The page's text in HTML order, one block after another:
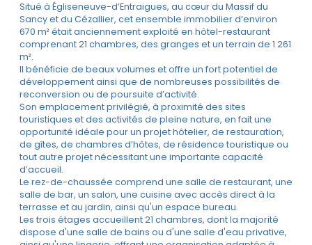
Situé à Égliseneuve-d’Entraigues, au cœur du Massif du
Sancy et du Cézallier, cet ensemble immobilier d’environ
670 m² était anciennement exploité en hôtel-restaurant
comprenant 21 chambres, des granges et un terrain de 1 261
m².
Il bénéficie de beaux volumes et offre un fort potentiel de
développement ainsi que de nombreuses possibilités de
reconversion ou de poursuite d’activité.
Son emplacement privilégié, à proximité des sites
touristiques et des activités de pleine nature, en fait une
opportunité idéale pour un projet hôtelier, de restauration,
de gîtes, de chambres d’hôtes, de résidence touristique ou
tout autre projet nécessitant une importante capacité
d’accueil.
Le rez-de-chaussée comprend une salle de restaurant, une
salle de bar, un salon, une cuisine avec accès direct à la
terrasse et au jardin, ainsi qu'un espace bureau.
Les trois étages accueillent 21 chambres, dont la majorité
dispose d'une salle de bains ou d'une salle d'eau privative,